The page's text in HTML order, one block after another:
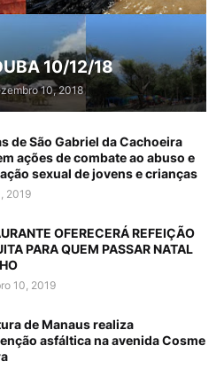
10/12/18
10, 2018
de São Gabriel da Cachoeira
ações de combate ao abuso e
sexual de jovens e crianças
2019
OFERECERÁ REFEIÇÃO
PARA QUEM PASSAR NATAL
10, 2019
de Manaus realiza
asfáltica na avenida Cosme